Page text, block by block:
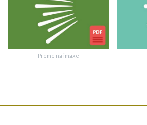
Texto de verificación
Preme na imaxe